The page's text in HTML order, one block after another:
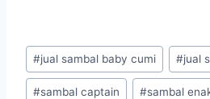
#jual sambal baby cumi #jual
#sambal captain #sambal